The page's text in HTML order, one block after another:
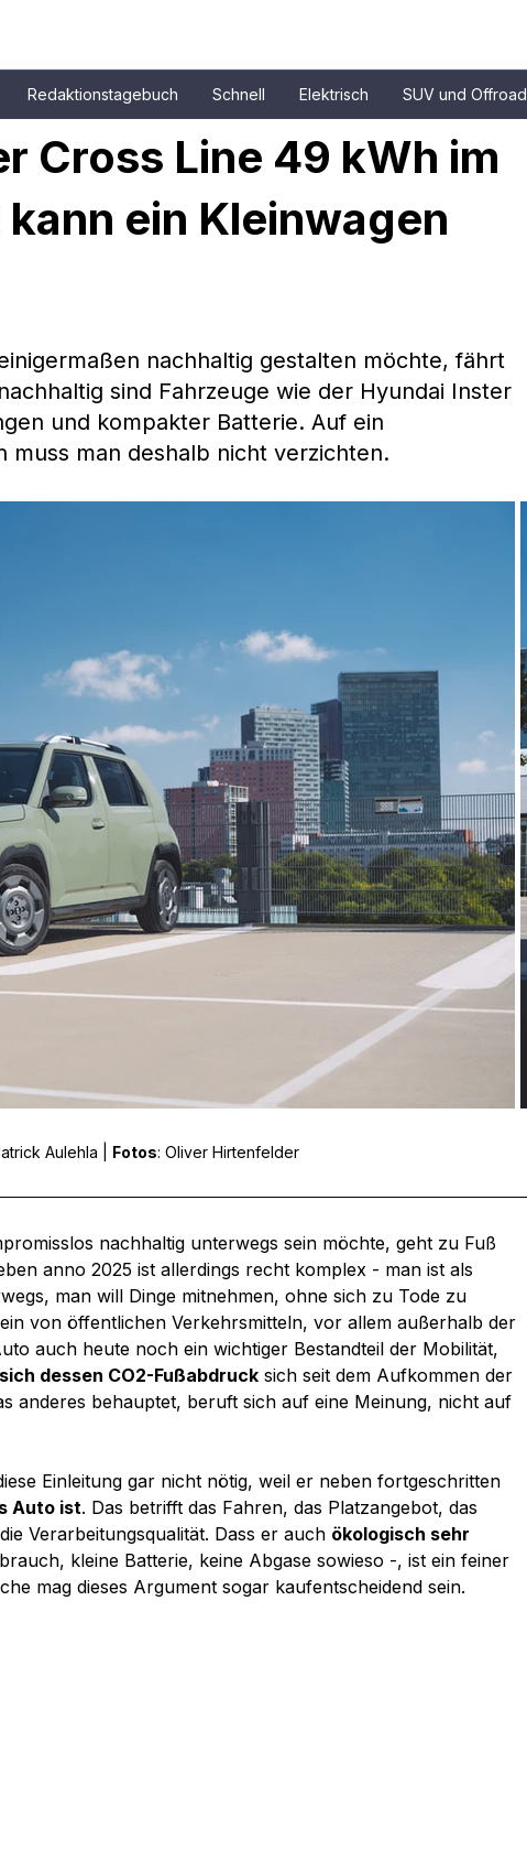
Redaktionstagebuch Schnell Elektrisch SUV und Offroad
Cross Line 49 kWh im
ein Kleinwagen
nachhaltig gestalten möchte, fährt
sind Fahrzeuge wie der Hyundai Inster
und kompakter Batterie. Auf ein
muss man deshalb nicht verzichten.
Aulehla | Fotos: Oliver Hirtenfelder
nachhaltig unterwegs sein möchte, geht zu Fuß
anno 2025 ist allerdings recht komplex - man ist als
man will Dinge mitnehmen, ohne sich zu Tode zu
von öffentlichen Verkehrsmitteln, vor allem außerhalb der
auch heute noch ein wichtiger Bestandteil der Mobilität,
dessen CO2-Fußabdruck sich seit dem Aufkommen der
anderes behauptet, beruft sich auf eine Meinung, nicht auf
Einleitung gar nicht nötig, weil er neben fortgeschritten
Auto ist. Das betrifft das Fahren, das Platzangebot, das
Verarbeitungsqualität. Dass er auch ökologisch sehr
kleine Batterie, keine Abgase sowieso -, ist ein feiner
mag dieses Argument sogar kaufentscheidend sein.